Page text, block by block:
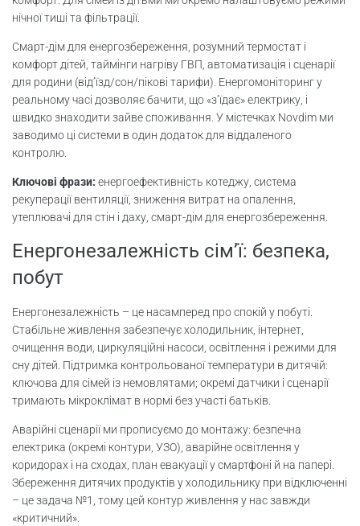
нічної тиші та фільтрації.
Смарт-дім для енергозбереження, розумний термостат і
комфорт дітей, таймінги нагріву ГВП, автоматизація і сценарії
для родини (від’їзд/сон/пікові тарифи). Енергомоніторинг у
реальному часі дозволяє бачити, що «з’їдає» електрику, і
швидко знаходити зайве споживання. У містечках Novdim ми
заводимо ці системи в один додаток для віддаленого
контролю.
Ключові фрази: енергоефективність котеджу, система
рекуперації вентиляції, зниження витрат на опалення,
утеплювачі для стін і даху, смарт-дім для енергозбереження.
Енергонезалежність сім’ї: безпека,
побут
Енергонезалежність – це насамперед про спокій у побуті.
Стабільне живлення забезпечує холодильник, інтернет,
очищення води, циркуляційні насоси, освітлення і режими для
сну дітей. Підтримка контрольованої температури в дитячій:
ключова для сімей із немовлятами; окремі датчики і сценарії
тримають мікроклімат в нормі без участі батьків.
Аварійні сценарії ми прописуємо до монтажу: безпечна
електрика (окремі контури, УЗО), аварійне освітлення у
коридорах і на сходах, план евакуації у смартфоні й на папері.
Збереження дитячих продуктів у холодильнику при відключенні
– це задача №1, тому цей контур живлення у нас завжди
«критичний».